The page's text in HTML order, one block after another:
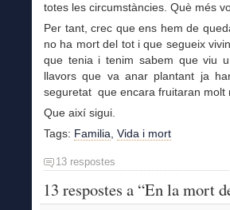
totes les circumstàncies. Què més
Per tant, crec que ens hem de
no ha mort del tot i que segueix
que tenia i tenim sabem que viu
llavors que va anar plantant ja
seguretat que encara fruitaran molt
Que així sigui.
Tags: Familia, Vida i mort
13 respostes
13 respostes a “En la mort